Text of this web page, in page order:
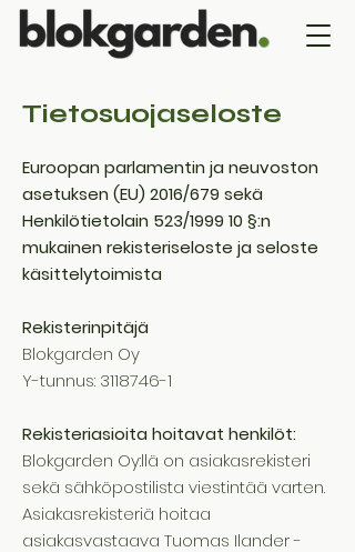
Tietosuojaseloste
Euroopan parlamentin ja neuvoston
asetuksen (EU) 2016/679 sekä
Henkilötietolain 523/1999 10 §:n
mukainen rekisteriseloste ja seloste
käsittelytoimista
Rekisterinpitäjä
Blokgarden Oy
Y-tunnus: 3118746-1
Rekisteriasioita hoitavat henkilöt:
Blokgarden Oy:llä on asiakasrekisteri
sekä sähköpostilista viestintää varten.
Asiakasrekisteriä hoitaa
asiakasvastaava Tuomas Ilander -